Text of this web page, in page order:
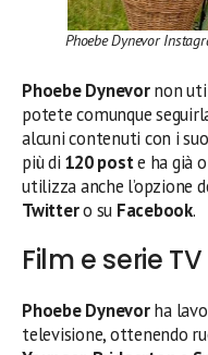
Phoebe Dynevor
Phoebe Dynevornon
potete comunque
alcuni contenuti con i
più di 120 poste ha già
utilizza anche l’opzione
Twittero su Facebook.
Film e serie TV
Phoebe Dynevorha
televisione, ottenendo